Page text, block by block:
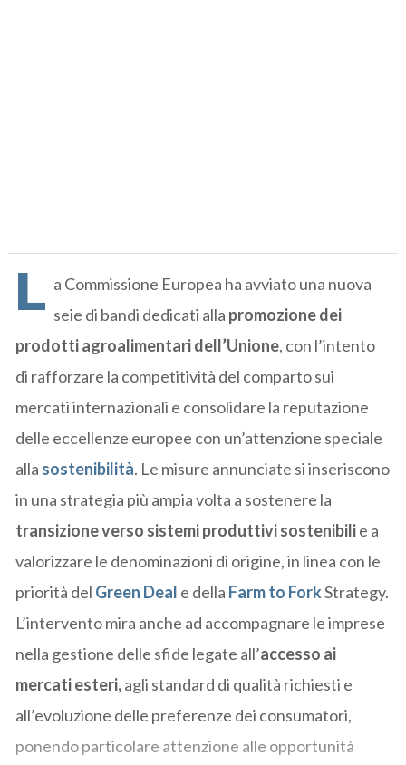
L a Commissione Europea ha avviato una nuova
seie di bandi dedicati alla promozione dei
prodotti agroalimentari dell’Unione, con l’intento
di rafforzare la competitività del comparto sui
mercati internazionali e consolidare la reputazione
delle eccellenze europee con un’attenzione speciale
alla sostenibilità. Le misure annunciate si inseriscono
in una strategia più ampia volta a sostenere la
transizione verso sistemi produttivi sostenibilie a
valorizzare le denominazioni di origine, in linea con le
priorità del Green Deal e della Farm to ForkStrategy.
L’intervento mira anche ad accompagnare le imprese
nella gestione delle sfide legate all’accesso ai
mercati esteri,agli standard di qualità richiesti e
all’evoluzione delle preferenze dei consumatori,
ponendo particolare attenzione alle opportunità